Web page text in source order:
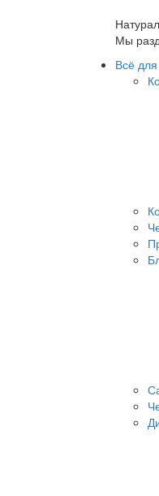
Мы
Всё для